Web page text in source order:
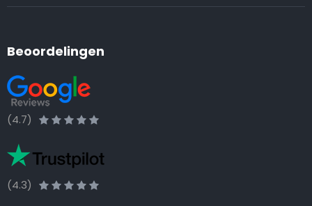
Beoordelingen
(4.7)
(4.3)